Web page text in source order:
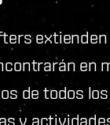
en
de todos
y